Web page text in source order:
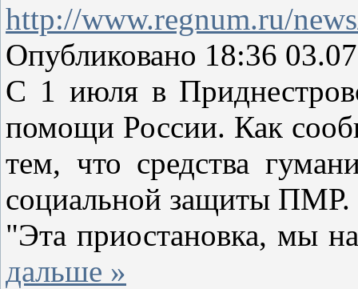
http://www.regnum.ru/
Опубликовано 18:36
С 1 июля в
помощи России. Как
тем, что средства
социальной защиты ПМР.
"Эта приостановка, мы
дальше »